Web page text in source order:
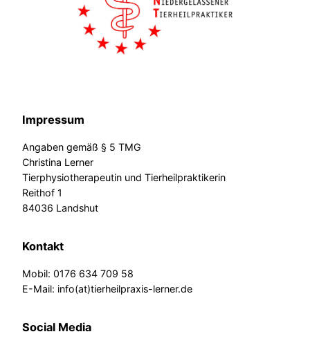
Impressum
Angaben gemäß § 5 TMG
Christina Lerner
Tierphysiotherapeutin und Tierheilpraktikerin
Reithof 1
84036 Landshut
Kontakt
Mobil: 0176 634 709 58
E-Mail: info(at)tierheilpraxis-lerner.de
Social Media